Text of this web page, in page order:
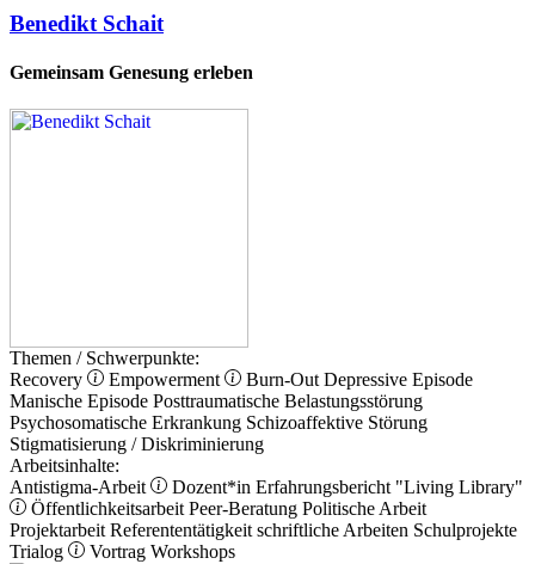
Benedikt Schait
Gemeinsam Genesung erleben
Themen / Schwerpunkte:
Recovery
Empowerment Burn-Out Depressive Episode
Manische Episode Posttraumatische Belastungsstörung
Psychosomatische Erkrankung Schizoaffektive Störung
Stigmatisierung / Diskriminierung
Arbeitsinhalte:
Antistigma-Arbeit
Dozent*in Erfahrungsbericht "Living Library"
Öffentlichkeitsarbeit Peer-Beratung Politische Arbeit
Projektarbeit Referententätigkeit schriftliche Arbeiten Schulprojekte
Trialog
Vortrag Workshops